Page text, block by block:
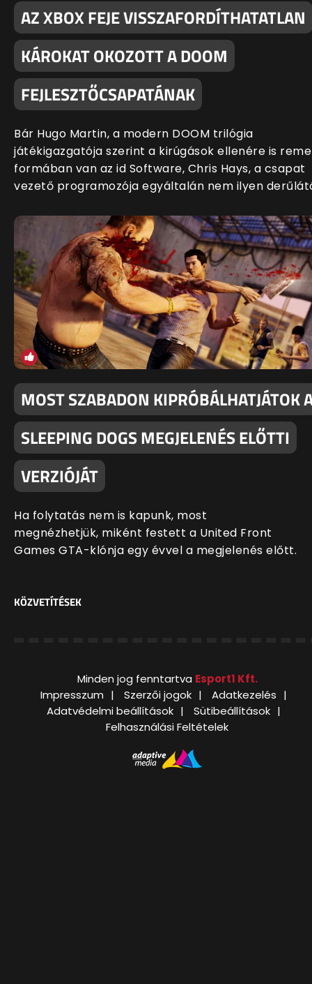
AZ XBOX FEJE VISSZAFORDÍTHATATLAN
KÁROKAT OKOZOTT A DOOM
FEJLESZTŐCSAPATÁNAK
Bár Hugo Martin, a modern DOOM trilógia
játékigazgatója szerint a kirúgások ellenére is
formában van az id Software, Chris Hays, a csapat
vezető programozója egyáltalán nem ilyen
MOST SZABADON KIPRÓBÁLHATJÁTOK
SLEEPING DOGS MEGJELENÉS ELŐTTI
VERZIÓJÁT
Ha folytatás nem is kapunk, most
megnézhetjük, miként festett a United Front
Games GTA-klónja egy évvel a megjelenés előtt.
KÖZVETÍTÉSEK
Minden jog fenntartva Esport1 Kft.
Impresszum
Szerzői jogok
Adatkezelés
Adatvédelmi beállítások
Sütibeállítások
Felhasználási Feltételek